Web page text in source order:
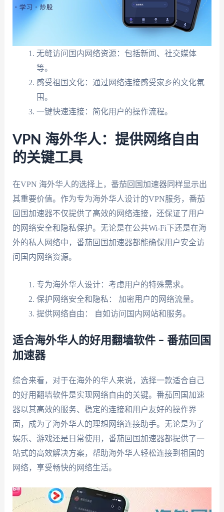
无缝访问国内网络资源：包括新闻、社交媒体
等。
感受祖国文化：通过网络连接感受家乡的文化氛
围。
一键快速连接：简化用户的操作流程。
VPN 海外华人：提供网络自由
的关键工具
在VPN 海外华人的选择上，番茄回国加速器同样显示出
其重要价值。作为专为海外华人设计的VPN服务，番茄
回国加速器不仅提供了高效的网络连接，还保证了用户
的网络安全和隐私保护。无论是在公共Wi-Fi下还是在海
外的私人网络中，番茄回国加速器都能确保用户安全访
问国内网络资源。
专为海外华人设计：考虑用户的特殊需求。
保护网络安全和隐私： 加密用户的网络流量。
提供网络自由： 自如访问国内网站和服务。
适合海外华人的好用翻墙软件 – 番茄回国
加速器
综合来看，对于在海外的华人来说，选择一款适合自己
的好用翻墙软件是实现网络自由的关键。番茄回国加速
器以其高效的服务、稳定的连接和用户友好的操作界
面，成为了海外华人的理想网络连接助手。无论是为了
娱乐、游戏还是日常使用，番茄回国加速器都提供了一
站式的高效解决方案，帮助海外华人轻松连接到祖国的
网络，享受畅快的网络生活。